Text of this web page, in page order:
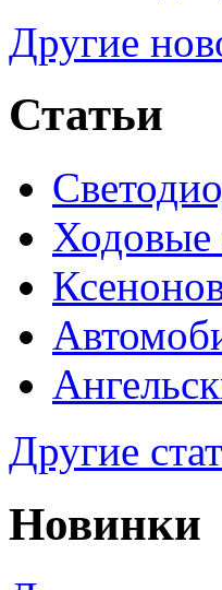
Другие
Статьи
Ходовые
Другие
Новинки